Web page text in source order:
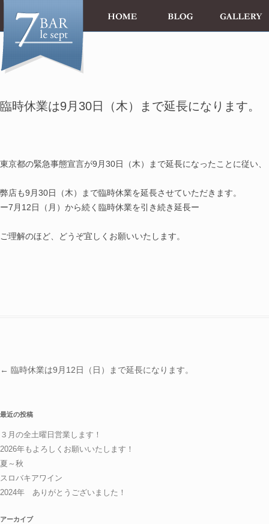
臨時休業は9月30日（木）まで延長になります。
東京都の緊急事態宣言が9月30日（木）まで延長になったことに従い、
弊店も9月30日（木）まで臨時休業を延長させていただきます。
ー7月12日（月）から続く臨時休業を引き続き延長ー
ご理解のほど、どうぞ宜しくお願いいたします。
投稿ナビゲーション
← 臨時休業は9月12日（日）まで延長になります。
最近の投稿
３月の全土曜日営業します！
2026年もよろしくお願いいたします！
夏～秋
スロバキアワイン
2024年 ありがとうございました！
アーカイブ